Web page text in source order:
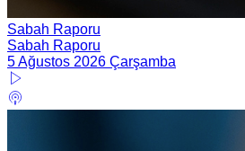
Sabah Raporu
Sabah Raporu
5 Ağustos 2026 Çarşamba